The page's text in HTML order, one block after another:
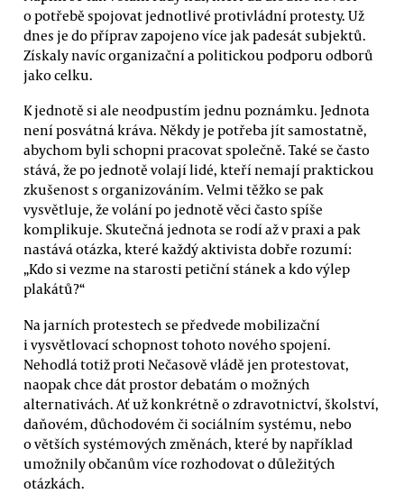
o potřebě spojovat jednotlivé protivládní protesty. Už
dnes je do příprav zapojeno více jak padesát subjektů.
Získaly navíc organizační a politickou podporu odborů
jako celku.
K jednotě si ale neodpustím jednu poznámku. Jednota
není posvátná kráva. Někdy je potřeba jít samostatně,
abychom byli schopni pracovat společně. Také se často
stává, že po jednotě volají lidé, kteří nemají praktickou
zkušenost s organizováním. Velmi těžko se pak
vysvětluje, že volání po jednotě věci často spíše
komplikuje. Skutečná jednota se rodí až v praxi a pak
nastává otázka, které každý aktivista dobře rozumí:
„Kdo si vezme na starosti petiční stánek a kdo výlep
plakátů?“
Na jarních protestech se předvede mobilizační
i vysvětlovací schopnost tohoto nového spojení.
Nehodlá totiž proti Nečasově vládě jen protestovat,
naopak chce dát prostor debatám o možných
alternativách. Ať už konkrétně o zdravotnictví, školství,
daňovém, důchodovém či sociálním systému, nebo
o větších systémových změnách, které by například
umožnily občanům více rozhodovat o důležitých
otázkách.